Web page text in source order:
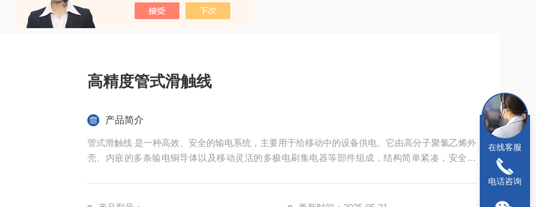
高精度管式滑触线
产品简介
管式滑触线 ‌是一种高效、安全的输电系统，主要用于给移动中的设备供电。它由高分子聚氯乙烯外
壳、内嵌的多条输电铜导体以及移动灵活的多极电刷集电器等部件组成，结构简单紧凑，安全可
在线客服
电话咨询